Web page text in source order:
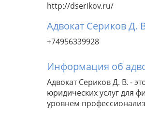
http://dserikov.ru/
Адвокат Сериков Д.
+74956339928
Информация об
Адвокат Сериков Д. В. -
юридических услуг для
уровнем